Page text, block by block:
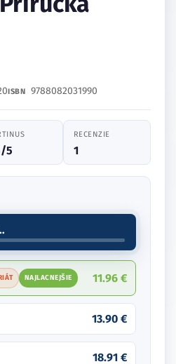
ISBN 9788082031990
5
RECENZIE
1
13.90 €